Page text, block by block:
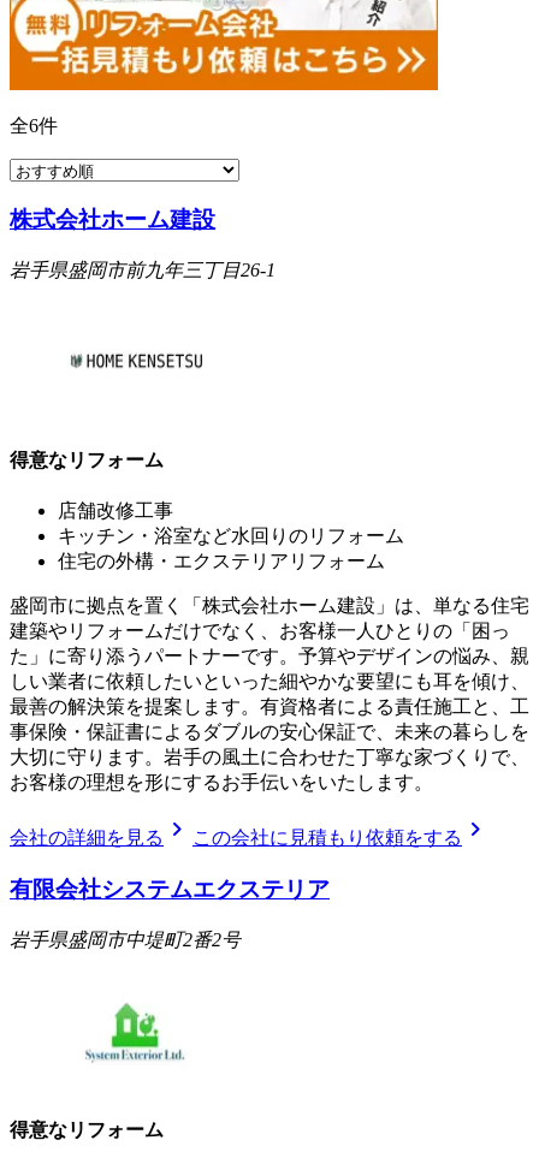
全6件
株式会社ホーム建設
岩手県盛岡市前九年三丁目26-1
得意なリフォーム
店舗改修工事
キッチン・浴室など水回りのリフォーム
住宅の外構・エクステリアリフォーム
盛岡市に拠点を置く「株式会社ホーム建設」は、単なる住宅
建築やリフォームだけでなく、お客様一人ひとりの「困っ
た」に寄り添うパートナーです。予算やデザインの悩み、親
しい業者に依頼したいといった細やかな要望にも耳を傾け、
最善の解決策を提案します。有資格者による責任施工と、工
事保険・保証書によるダブルの安心保証で、未来の暮らしを
大切に守ります。岩手の風土に合わせた丁寧な家づくりで、
お客様の理想を形にするお手伝いをいたします。
会社の詳細を見る chevron_right この会社に見積もり依頼をする chevron_right
有限会社システムエクステリア
岩手県盛岡市中堤町2番2号
得意なリフォーム